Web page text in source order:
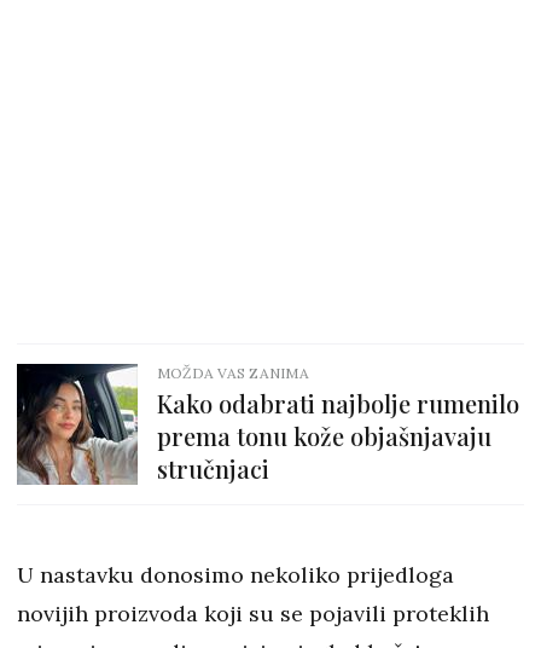
MOŽDA VAS ZANIMA
Kako odabrati najbolje rumenilo
prema tonu kože objašnjavaju
stručnjaci
U nastavku donosimo nekoliko prijedloga
novijih proizvoda koji su se pojavili proteklih